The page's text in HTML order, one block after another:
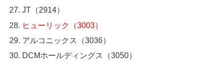
JT（2914）
ヒューリック（3003）
アルコニックス（3036）
DCMホールディングス（3050）